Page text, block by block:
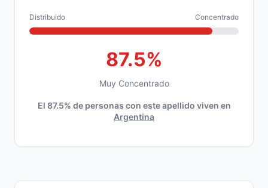
Distribuido Concentrado
87.5%
Muy Concentrado
El 87.5% de personas con este apellido viven en
Argentina